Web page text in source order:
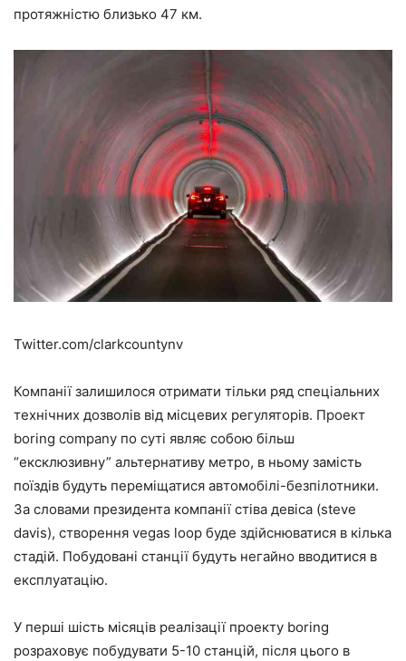
протяжністю близько 47 км.
Twitter.com/clarkcountynv
Компанії залишилося отримати тільки ряд спеціальних
технічних дозволів від місцевих регуляторів. Проект
boring company по суті являє собою більш
“ексклюзивну” альтернативу метро, в ньому замість
поїздів будуть переміщатися автомобілі-безпілотники.
За словами президента компанії стіва девіса (steve
davis), створення vegas loop буде здійснюватися в кілька
стадій. Побудовані станції будуть негайно вводитися в
експлуатацію.
У перші шість місяців реалізації проекту boring
розраховує побудувати 5-10 станцій, після цього в